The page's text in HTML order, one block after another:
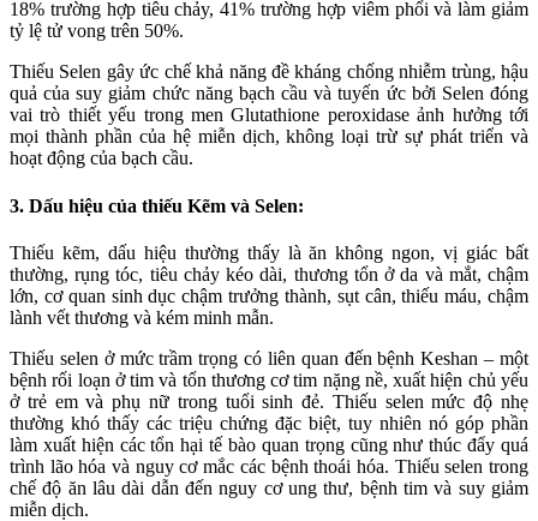
18% trường hợp tiêu chảy, 41% trường hợp viêm phổi và làm giảm
tỷ lệ tử vong trên 50%.
Thiếu Selen gây ức chế khả năng đề kháng chống nhiễm trùng, hậu
quả của suy giảm chức năng bạch cầu và tuyến ức bởi Selen đóng
vai trò thiết yếu trong men Glutathione peroxidase ảnh hưởng tới
mọi thành phần của hệ miễn dịch, không loại trừ sự phát triển và
hoạt động của bạch cầu.
3. Dấu hiệu của thiếu Kẽm và Selen:
Thiếu kẽm, dấu hiệu thường thấy là ăn không ngon, vị giác bất
thường, rụng tóc, tiêu chảy kéo dài, thương tổn ở da và mắt, chậm
lớn, cơ quan sinh dục chậm trưởng thành, sụt cân, thiếu máu, chậm
lành vết thương và kém minh mẫn.
Thiếu selen ở mức trầm trọng có liên quan đến bệnh Keshan – một
bệnh rối loạn ở tim và tổn thương cơ tim nặng nề, xuất hiện chủ yếu
ở trẻ em và phụ nữ trong tuổi sinh đẻ. Thiếu selen mức độ nhẹ
thường khó thấy các triệu chứng đặc biệt, tuy nhiên nó góp phần
làm xuất hiện các tổn hại tế bào quan trọng cũng như thúc đẩy quá
trình lão hóa và nguy cơ mắc các bệnh thoái hóa. Thiếu selen trong
chế độ ăn lâu dài dẫn đến nguy cơ ung thư, bệnh tim và suy giảm
miễn dịch.